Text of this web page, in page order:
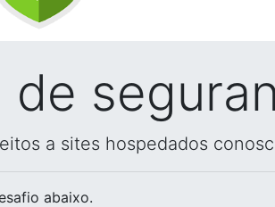
a sites hospedados
abaixo.